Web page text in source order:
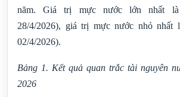
năm. Giá trị mực nước lớn nhất là
28/4/2026), giá trị mực nước nhỏ nhất
02/4/2026).
Bảng 1. Kết quả quan trắc tài nguyên
2026